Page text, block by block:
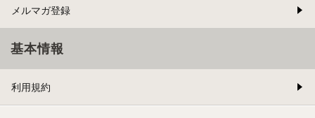
メルマガ登録
基本情報
利用規約